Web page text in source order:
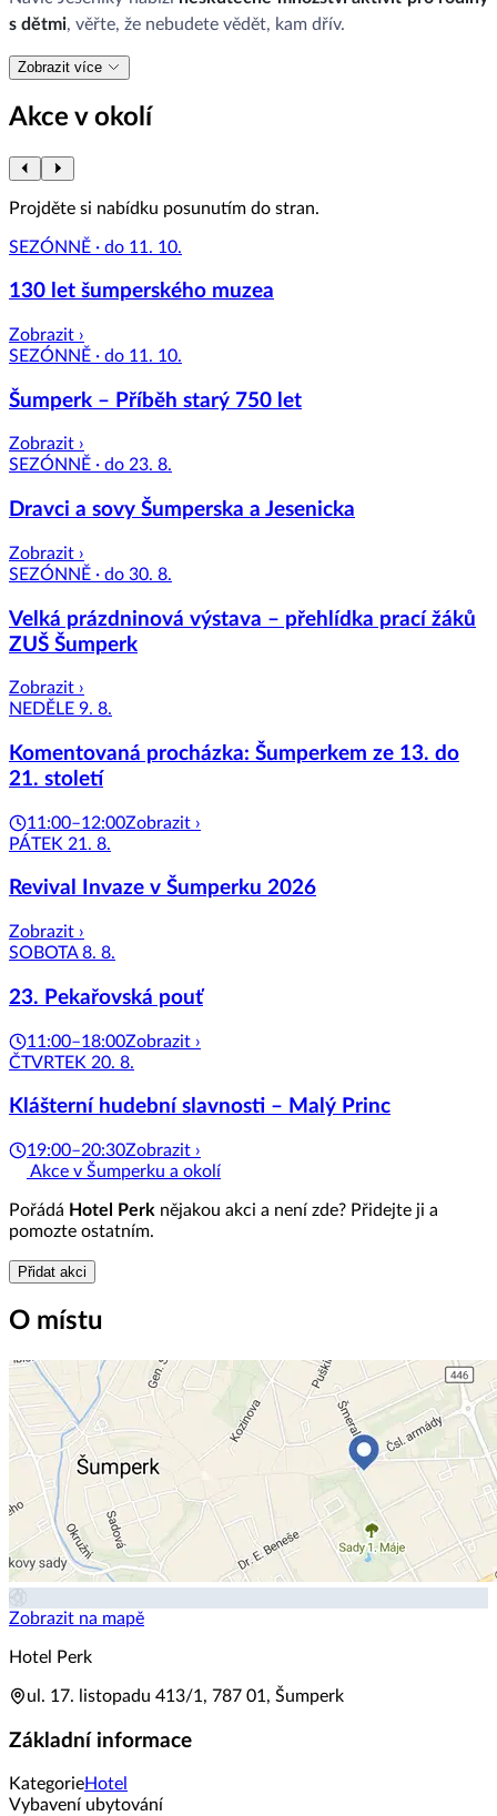
s dětmi, věřte, že nebudete vědět, kam dřív.
Zobrazit více
Akce v okolí
Projděte si nabídku posunutím do stran.
SEZÓNNĚ · do 11. 10.
130 let šumperského muzea
Zobrazit ›
SEZÓNNĚ · do 11. 10.
Šumperk – Příběh starý 750 let
Zobrazit ›
SEZÓNNĚ · do 23. 8.
Dravci a sovy Šumperska a Jesenicka
Zobrazit ›
SEZÓNNĚ · do 30. 8.
Velká prázdninová výstava – přehlídka prací žáků
ZUŠ Šumperk
Zobrazit ›
NEDĚLE 9. 8.
Komentovaná procházka: Šumperkem ze 13. do
21. století
11:00–12:00Zobrazit ›
PÁTEK 21. 8.
Revival Invaze v Šumperku 2026
Zobrazit ›
SOBOTA 8. 8.
23. Pekařovská pouť
11:00–18:00Zobrazit ›
ČTVRTEK 20. 8.
Klášterní hudební slavnosti – Malý Princ
19:00–20:30Zobrazit ›
Akce v Šumperku a okolí
Pořádá Hotel Perk nějakou akci a není zde? Přidejte ji a
pomozte ostatním.
Přidat akci
O místu
Zobrazit na mapě
Hotel Perk
ul. 17. listopadu 413/1, 787 01, Šumperk
Základní informace
KategorieHotel
Vybavení ubytování